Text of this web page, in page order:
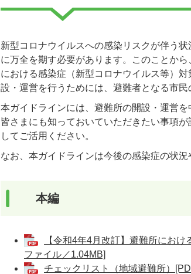
新型コロナウイルスへの感染リスクが伴う
に万全を期す必要があります。このことか
における感染症（新型コロナウイルス等）
設・運営を行うためには、避難者となる市民
本ガイドラインには、避難所の開設・運営
皆さまにも知っておいていただきたい事項
してご活用ください。
なお、本ガイドラインは今後の感染症の状
本編
【令和4年4月改訂】避難所にお
ファイル／1.04MB]
チェックリスト（地域避難所）